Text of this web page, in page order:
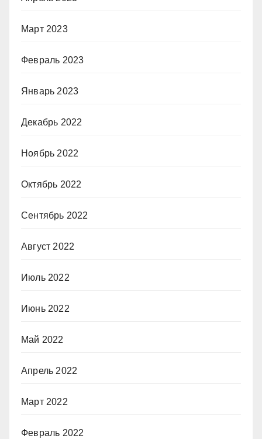
Март 2023
Февраль 2023
Январь 2023
Декабрь 2022
Ноябрь 2022
Октябрь 2022
Сентябрь 2022
Август 2022
Июль 2022
Июнь 2022
Май 2022
Апрель 2022
Март 2022
Февраль 2022